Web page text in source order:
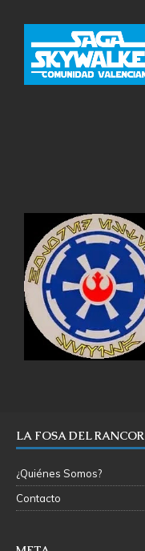
LA FOSA DEL RANCOR
¿Quiénes Somos?
Contacto